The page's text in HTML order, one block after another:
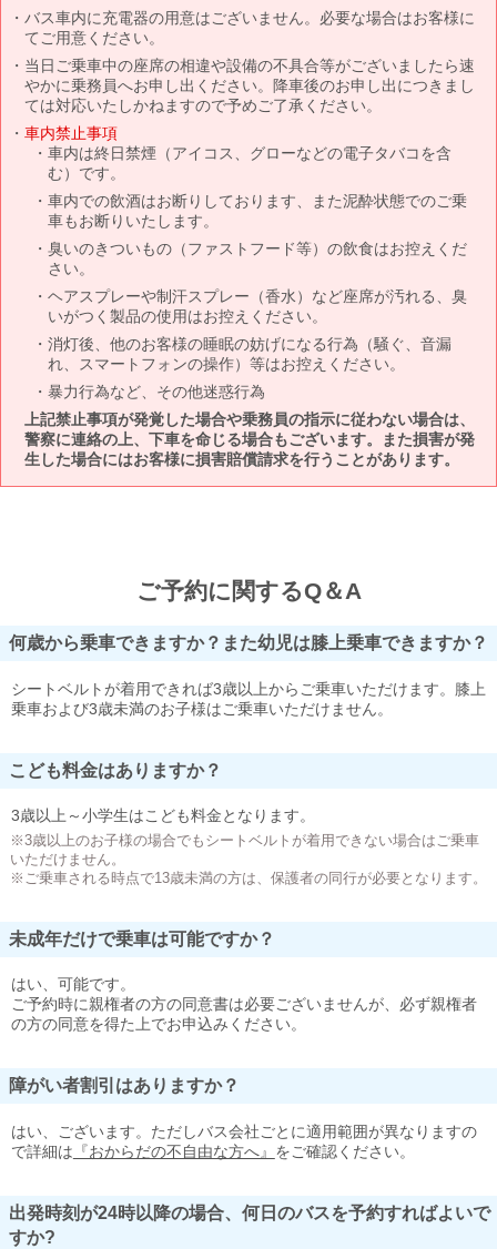
バス車内に充電器の用意はございません。必要な場合はお客様に
てご用意ください。
当日ご乗車中の座席の相違や設備の不具合等がございましたら速
やかに乗務員へお申し出ください。降車後のお申し出につきまし
ては対応いたしかねますので予めご了承ください。
車内禁止事項
車内は終日禁煙（アイコス、グローなどの電子タバコを含
む）です。
車内での飲酒はお断りしております、また泥酔状態でのご乗
車もお断りいたします。
臭いのきついもの（ファストフード等）の飲食はお控えくだ
さい。
ヘアスプレーや制汗スプレー（香水）など座席が汚れる、臭
いがつく製品の使用はお控えください。
消灯後、他のお客様の睡眠の妨げになる行為（騒ぐ、音漏
れ、スマートフォンの操作）等はお控えください。
暴力行為など、その他迷惑行為
上記禁止事項が発覚した場合や乗務員の指示に従わない場合は、
警察に連絡の上、下車を命じる場合もございます。また損害が発
生した場合にはお客様に損害賠償請求を行うことがあります。
ご予約に関するQ＆A
何歳から乗車できますか？また幼児は膝上乗車できますか？
シートベルトが着用できれば3歳以上からご乗車いただけます。膝上
乗車および3歳未満のお子様はご乗車いただけません。
こども料金はありますか？
3歳以上～小学生はこども料金となります。
※3歳以上のお子様の場合でもシートベルトが着用できない場合はご乗車
いただけません。
※ご乗車される時点で13歳未満の方は、保護者の同行が必要となります。
未成年だけで乗車は可能ですか？
はい、可能です。
ご予約時に親権者の方の同意書は必要ございませんが、必ず親権者
の方の同意を得た上でお申込みください。
障がい者割引はありますか？
はい、ございます。ただしバス会社ごとに適用範囲が異なりますの
で詳細は 『おからだの不自由な方へ』 をご確認ください。
出発時刻が24時以降の場合、何日のバスを予約すればよいで
すか?